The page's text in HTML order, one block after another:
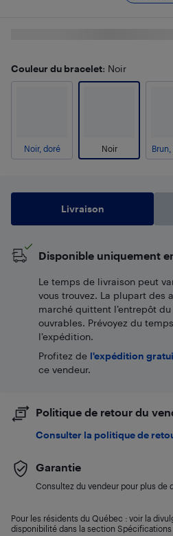
Couleur du bracelet: Noir
Noir, doré Noir
Livraison
Disponible uniquement
Le temps de livraison peut
vous trouvez. La plupart des
marché quittent l’entrepôt
ouvrables. Prévoyez du
l’expédition.
Profitez de l'expédition
ce vendeur.
Politique de retour du
Consulter la politique de
Garantie
Consultez du vendeur pour plus de
Pour les résidents du Québec : voir la
disponibilité dans la section Spécifications